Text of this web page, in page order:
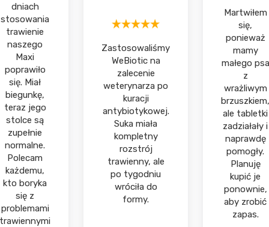
dniach
stosowania
trawienie
naszego
Maxi
poprawiło
się. Miał
biegunkę,
teraz jego
stolce są
zupełnie
normalne.
Polecam
każdemu,
kto boryka
się z
problemami
trawiennymi
Zastosowaliśmy
WeBiotic na
zalecenie
weterynarza po
kuracji
antybiotykowej.
Suka miała
kompletny
rozstrój
trawienny, ale
po tygodniu
wróciła do
formy.
Martwiłem
się,
ponieważ
mamy
małego psa
z
wrażliwym
brzuszkiem,
ale tabletki
zadziałały i
naprawdę
pomogły.
Planuję
kupić je
ponownie,
aby zrobić
zapas.